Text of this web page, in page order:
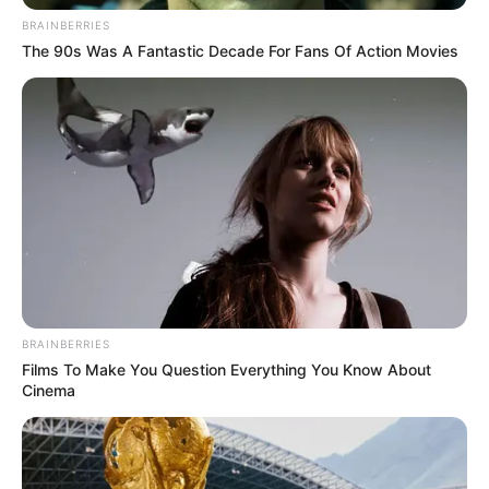
(Foto: instagram/kimokvin)
BRAINBERRIES
The 90s Was A Fantastic Decade For Fans Of Action Movies
BRAINBERRIES
Films To Make You Question Everything You Know About
Cinema